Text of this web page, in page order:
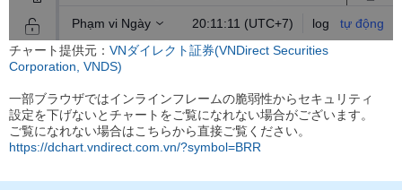
チャート提供元： VNダイレクト証券(VNDirect Securities
Corporation, VNDS)
一部ブラウザではインラインフレームの脆弱性からセキュリティ
設定を下げないとチャートをご覧になれない場合がございます。
ご覧になれない場合はこちらから直接ご覧ください。
https://dchart.vndirect.com.vn/?symbol=BRR